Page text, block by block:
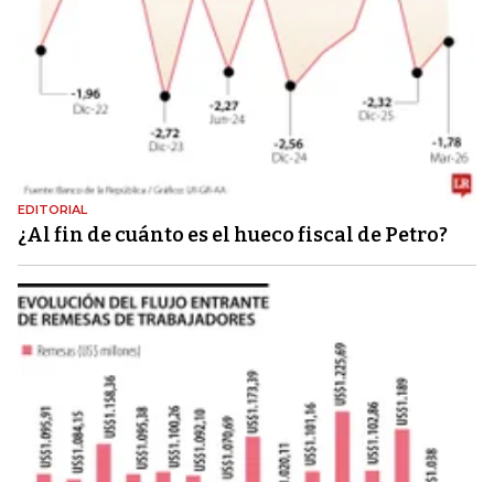
EDITORIAL
¿Al fin de cuánto es el hueco fiscal de Petro?